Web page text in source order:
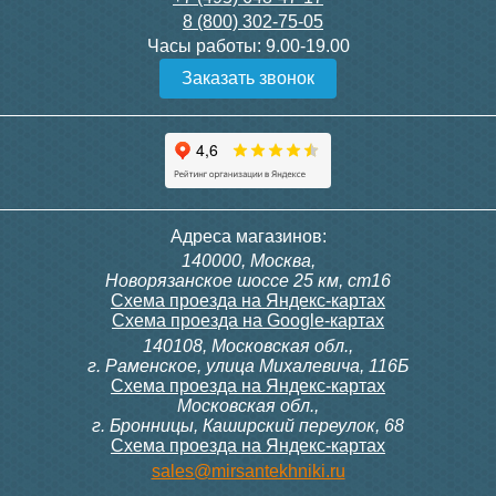
Конвектор ITT.080.200.1300
с решеткой GRILL.SGW-20-
Конвектор ITT.080.200.1000
с решеткой GRILL.SGW-20-
Конвектор ITT.080.200.1000
с решеткой GRILL.SGW-20-
Конвектор ITT.080.200.900 с
решеткой GRILL.SGA-20-
Подробнее Подробнее
300, 230В (врезной - квадр.
9 700
конвектора прямой itermic
ITFS
5 150
8 (800) 302-75-05
Часы работы: 9.00-19.00
Заказать звонок
Адреса магазинов:
140000, Москва,
Новорязанское шоссе 25 км, ст16
Схема проезда на Яндекс-картах
Схема проезда на Google-картах
140108, Московская обл.,
г. Раменское, улица Михалевича, 116Б
Схема проезда на Яндекс-картах
Московская обл.,
г. Бронницы, Каширский переулок, 68
Схема проезда на Яндекс-картах
sales@mirsantekhniki.ru